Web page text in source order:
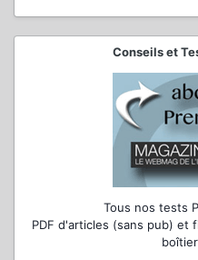
Conseils et
Tous nos tests
PDF d'articles (sans pub) et